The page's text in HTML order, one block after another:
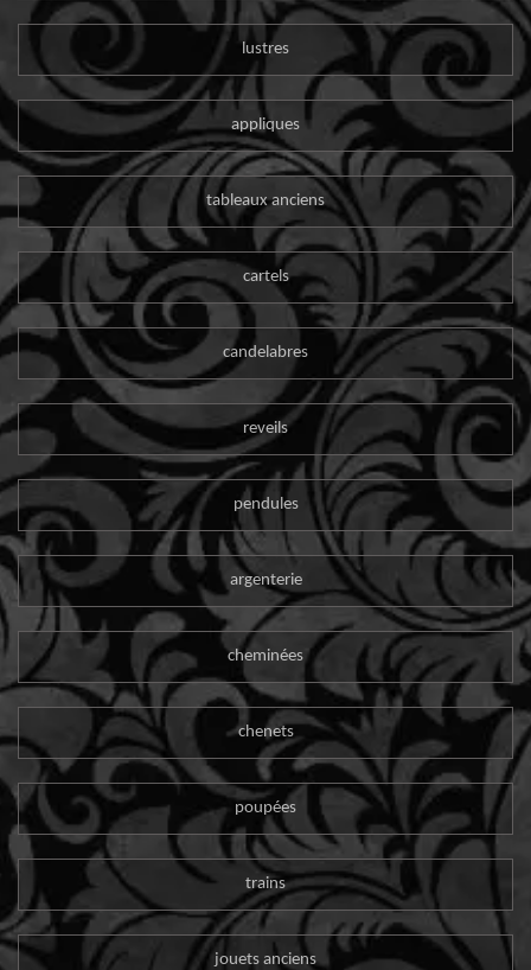
lustres
appliques
tableaux anciens
cartels
candelabres
reveils
pendules
argenterie
cheminées
chenets
poupées
trains
jouets anciens